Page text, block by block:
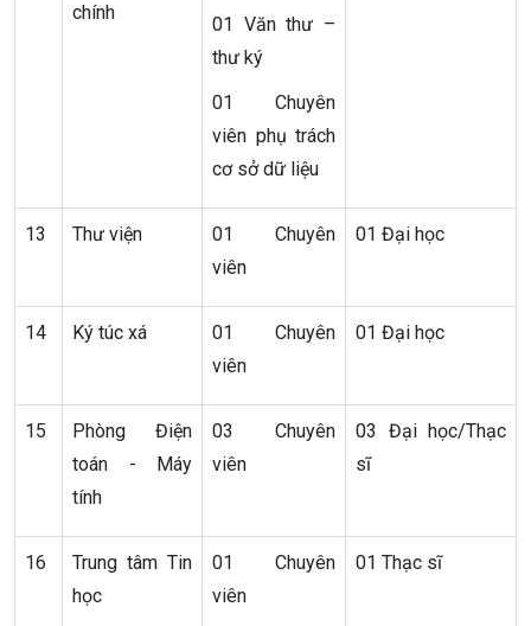
chính
01 Văn thư –
thư ký
01 Chuyên
viên phụ trách
cơ sở dữ liệu
13 Thư viện
01 Chuyên
viên
01 Đại học
14 Ký túc xá
01 Chuyên
viên
01 Đại học
15
Phòng Điện
toán - Máy
tính
03 Chuyên
viên
03 Đại học/Thạc
sĩ
16
Trung tâm Tin
học
01 Chuyên
viên
01 Thạc sĩ